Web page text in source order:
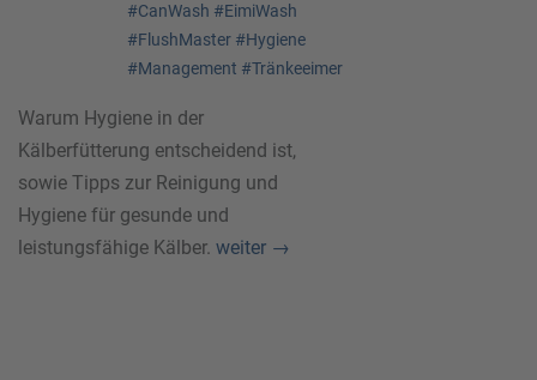
#CanWash #EimiWash
#FlushMaster #Hygiene
#Management #Tränkeeimer
Warum Hygiene in der
Kälberfütterung entscheidend ist,
sowie Tipps zur Reinigung und
Hygiene für gesunde und
leistungsfähige Kälber. weiter →